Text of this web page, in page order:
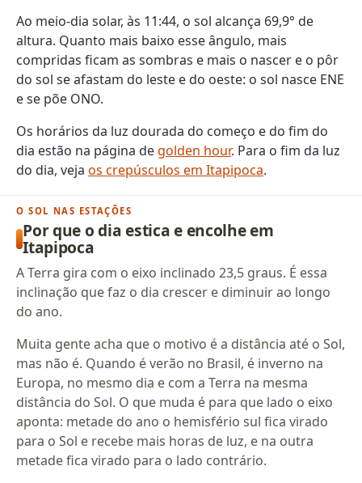
Ao meio-dia solar, às 11:44, o sol alcança 69,9° de
altura. Quanto mais baixo esse ângulo, mais
compridas ficam as sombras e mais o nascer e o pôr
do sol se afastam do leste e do oeste: o sol nasce ENE
e se põe ONO.
Os horários da luz dourada do começo e do fim do
dia estão na página degolden hour. Para o fim da luz
do dia, vejaos crepúsculos em Itapipoca.
O SOL NAS ESTAÇÕES
Por que o dia estica e encolhe em
Itapipoca
A Terra gira com o eixo inclinado 23,5 graus. É essa
inclinação que faz o dia crescer e diminuir ao longo
do ano.
Muita gente acha que o motivo é a distância até o Sol,
mas não é. Quando é verão no Brasil, é inverno na
Europa, no mesmo dia e com a Terra na mesma
distância do Sol. O que muda é para que lado o eixo
aponta: metade do ano o hemisfério sul fica virado
para o Sol e recebe mais horas de luz, e na outra
metade fica virado para o lado contrário.